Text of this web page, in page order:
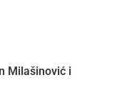
Milašinović i